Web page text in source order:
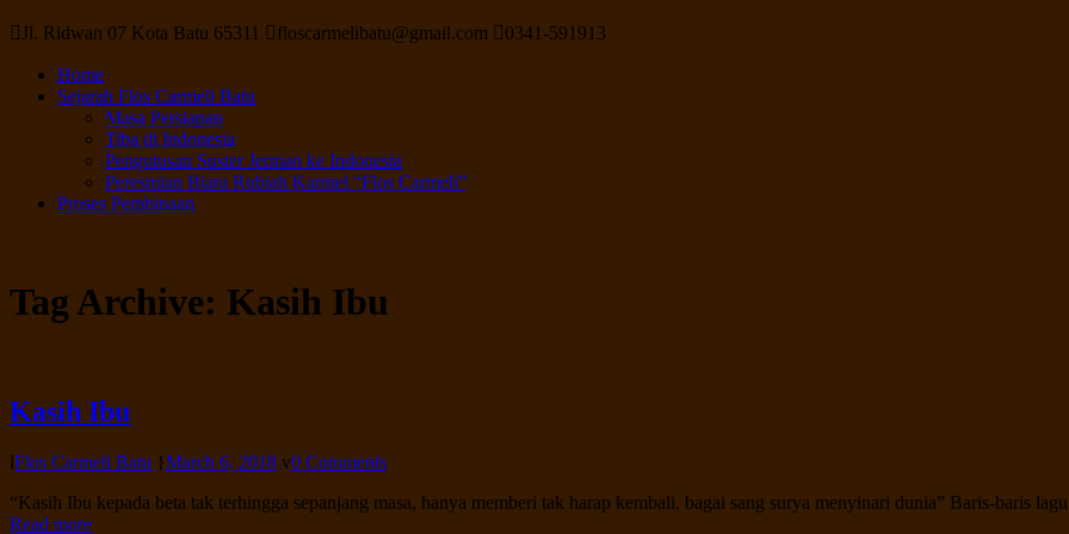
Jl. Ridwan 07 Kota Batu 65311 floscarmelibatu@gmail.com 0341-591913
Home
Sejarah Flos Carmeli Batu
Masa Persiapan
Tiba di Indonesia
Pengutusan Suster Jerman ke Indonesia
Peresmian Biara Rubiah Karmel “Flos Carmeli”
Proses Pembinaan
Tag Archive: Kasih Ibu
Kasih Ibu
Flos Carmeli Batu March 6, 2018
0 Comments
“Kasih Ibu kepada beta tak terhingga sepanjang masa, hanya memberi tak harap kembali, bagai sang surya menyinari dunia” Baris-baris
Read more